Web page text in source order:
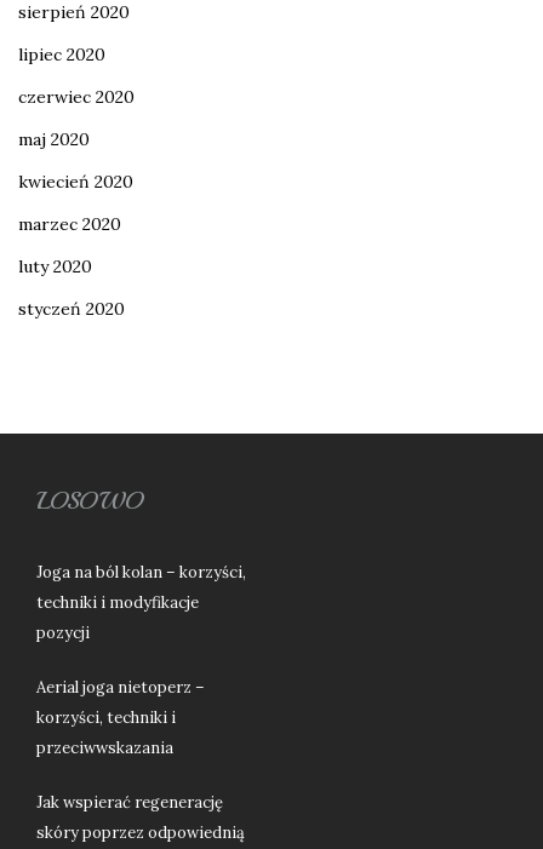
sierpień 2020
lipiec 2020
czerwiec 2020
maj 2020
kwiecień 2020
marzec 2020
luty 2020
styczeń 2020
LOSOWO
Joga na ból kolan – korzyści,
techniki i modyfikacje
pozycji
Aerial joga nietoperz –
korzyści, techniki i
przeciwwskazania
Jak wspierać regenerację
skóry poprzez odpowiednią